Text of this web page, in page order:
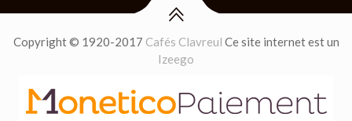
Copyright © 1920-2017 Cafés Clavreul Ce site internet est un
Izeego